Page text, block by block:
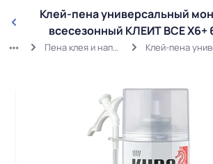
Клей-пена универсальный
всесезонный КЛЕИТ ВСЕ X6+
Пена клея и напыляемые утеплители